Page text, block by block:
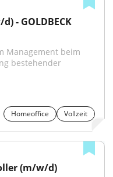
- GOLDBECK
Management beim
Homeoffice Vollzeit
(m/w/d)